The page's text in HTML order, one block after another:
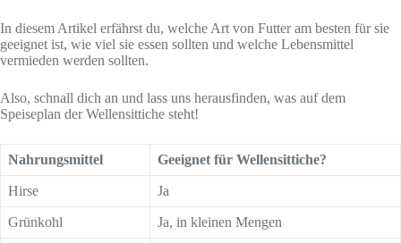
In diesem Artikel erfährst du, welche Art von Futter am besten für sie
geeignet ist, wie viel sie essen sollten und welche Lebensmittel
vermieden werden sollten.
Also, schnall dich an und lass uns herausfinden, was auf dem
Speiseplan der Wellensittiche steht!
Nahrungsmittel Geeignet für Wellensittiche?
Hirse Ja
Grünkohl Ja, in kleinen Mengen